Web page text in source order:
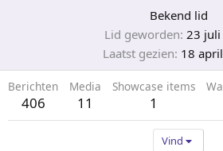
Bekend lid
Lid geworden 23
Laatst gezien 18
Berichten
406
Media
11
Showcase items
1
Vind